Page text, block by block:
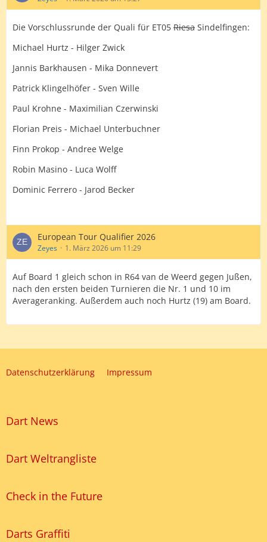
Sven Kammann
Boris Nowak
Nico Sawatzky
Patrick Schwab
Lars Urbinat
Bjorn Zittlau
Von den gestern fehlenden Spielern ist also keiner neu
Die Vorschlussrunde der Quali für ET05 Riesa Sindelfingen:
Michael Hurtz - Hilger Zwick
Jannis Barkhausen - Mika Donnevert
Patrick Klingelhöfer - Sven Wille
Paul Krohne - Maximilian Czerwinski
Florian Preis - Michael Unterbuchner
Finn Prokop - Andree Welge
Robin Masino - Luca Wolff
Dominic Ferrero - Jarod Becker
European Tour Qualifier 2026
Zeyes 1. März 2026 um 11:29
Auf Board 1 gleich schon in R64 van de Weerd gegen Jußen,
nach den ersten beiden Turnieren die Nr. 1 und 10 im
Averageranking. Außerdem auch noch Hurtz (19) am Board.
Datenschutzerklärung Impressum
Dart News
Dart Weltrangliste
Check in the Future
Darts Graffiti